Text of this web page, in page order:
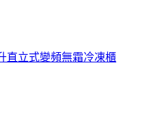
直立式變頻無霜冷凍櫃